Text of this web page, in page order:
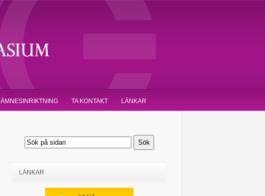
ÄMNESINRIKTNING TA KONTAKT LÄNKAR
LÄNKAR